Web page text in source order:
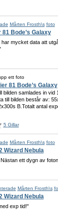
Mårten Frosth\s foto
81 Bode’s Galaxy
mycket data att
ett foto
81 Bode’s Galaxy
bilden samlades in
till bilden består av:
B.Totalt antal
5 Gillar
Mårten Frosth\s foto
Wizard Nebula
ett dygn av
Mårten Frosth\s
Wizard Nebula
exp tid!"